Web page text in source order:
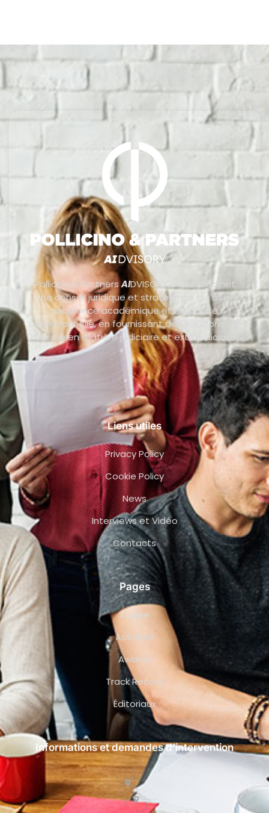
Pollicino & PartnersAIDVISORY est un cabinet
de conseil juridique et stratégique qui allie
excellence académique et efficacité
opérationnelle, en fournissant des solutions sur
mesure en matière judiciaire et extrajudiciaire.
Liens utiles
Privacy Policy
Cookie Policy
News
Interviews et Vidéo
Contacts
Pages
Équipe
Activités
Awards
Track Record
Éditoriaux
Informations et demandes d’intervention